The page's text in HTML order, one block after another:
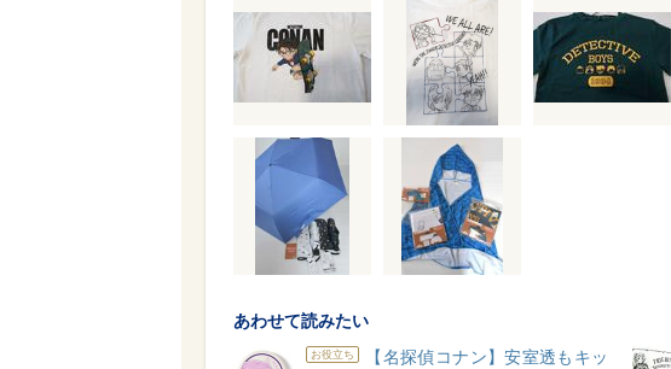
あわせて読みたい
お役立ち
【名探偵コナン】安室透もキッ